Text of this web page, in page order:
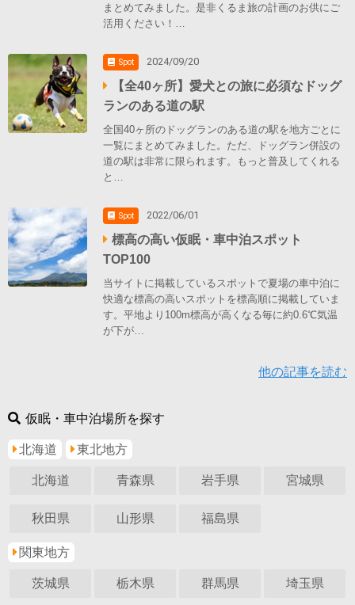
まとめてみました。是非くるま旅の計画のお供にご
活用ください！…
Spot 2024/09/20
【全40ヶ所】愛犬との旅に必須なドッグ
ランのある道の駅
全国40ヶ所のドッグランのある道の駅を地方ごとに
一覧にまとめてみました。ただ、ドッグラン併設の
道の駅は非常に限られます。もっと普及してくれる
と…
Spot 2022/06/01
標高の高い仮眠・車中泊スポット
TOP100
当サイトに掲載しているスポットで夏場の車中泊に
快適な標高の高いスポットを標高順に掲載していま
す。平地より100m標高が高くなる毎に約0.6℃気温
が下が…
他の記事を読む
仮眠・車中泊場所を探す
北海道 東北地方
北海道 青森県 岩手県 宮城県
秋田県 山形県 福島県
関東地方
茨城県 栃木県 群馬県 埼玉県